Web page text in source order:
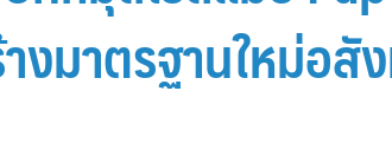
มาตรฐานใหม่อสั